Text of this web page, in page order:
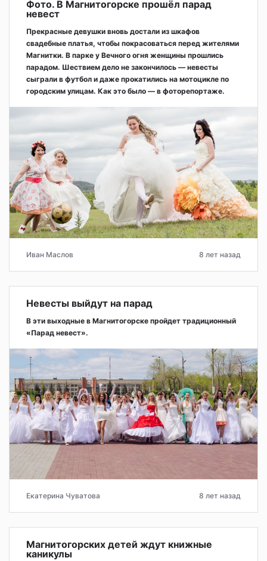
Фото. В Магнитогорске прошёл парад
невест
Прекрасные девушки вновь достали из шкафов
свадебные платья, чтобы покрасоваться перед жителями
Магнитки. В парке у Вечного огня женщины прошлись
парадом. Шествием дело не закончилось — невесты
сыграли в футбол и даже прокатились на мотоцикле по
городским улицам. Как это было — в фоторепортаже.
Иван Маслов 8 лет назад
Невесты выйдут на парад
В эти выходные в Магнитогорске пройдет традиционный
«Парад невест».
Екатерина Чуватова 8 лет назад
Магнитогорских детей ждут книжные
каникулы